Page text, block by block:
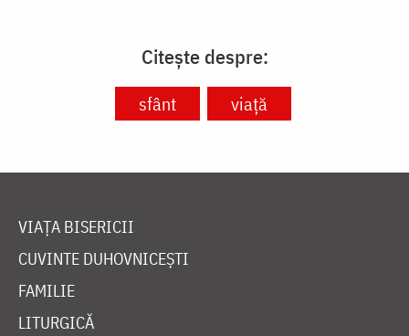
Citește despre:
sfânt viață
VIAȚA BISERICII
CUVINTE DUHOVNICEȘTI
FAMILIE
LITURGICĂ